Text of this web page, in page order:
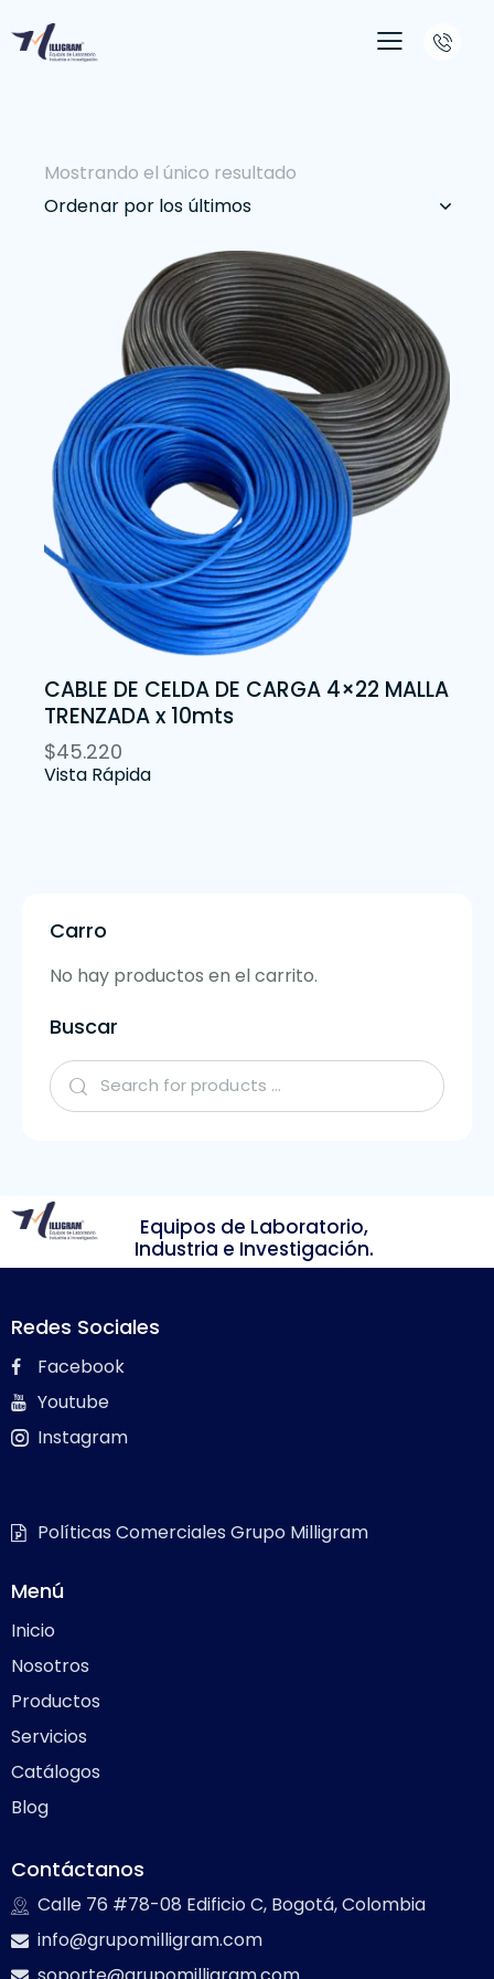
Mostrando el único resultado
CABLE DE CELDA DE CARGA 4×22 MALLA
TRENZADA x 10mts
$45.220
Vista Rápida
Carro
No hay productos en el carrito.
Buscar
Equipos de Laboratorio,
Industria e Investigación.
Redes Sociales
Facebook
Youtube
Instagram
Políticas Comerciales Grupo Milligram
Menú
Inicio
Nosotros
Productos
Servicios
Catálogos
Blog
Contáctanos
Calle 76 #78-08 Edificio C, Bogotá, Colombia
info@grupomilligram.com